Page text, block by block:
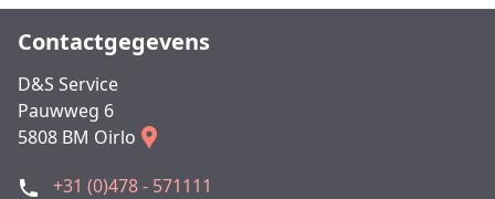
Contactgegevens
D&S Service
Pauwweg 6
5808 BM Oirlo
+31 (0)478 - 571111